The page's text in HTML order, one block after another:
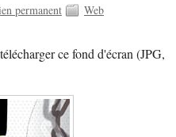
permanent Web
ce fond d'écran (JPG,